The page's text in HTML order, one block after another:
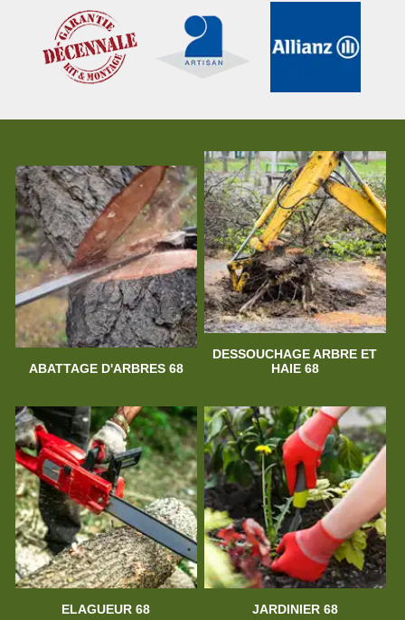
ABATTAGE D'ARBRES 68
DESSOUCHAGE ARBRE ET
HAIE 68
ELAGUEUR 68 JARDINIER 68